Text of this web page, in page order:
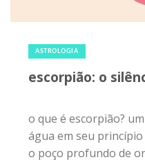
ASTROLOGIA
escorpião: o
o que é escorpião?
água em seu
o poço profundo de